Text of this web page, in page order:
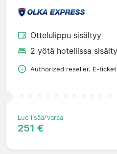
Ottelulippu sisältyy
2 yötä hotellissa
Authorized reseller. E-
Lue lisää/Varaa
251 €